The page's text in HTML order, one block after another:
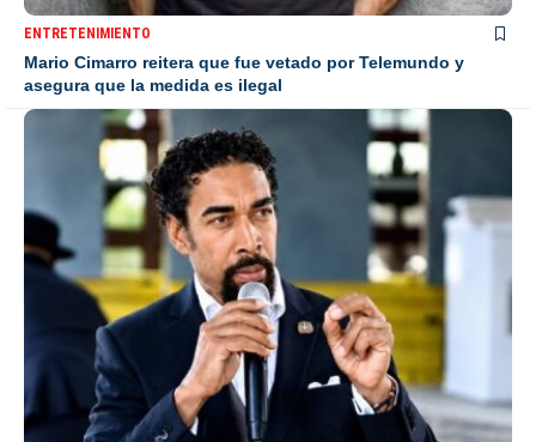
ENTRETENIMIENTO
Mario Cimarro reitera que fue vetado por Telemundo y
asegura que la medida es ilegal